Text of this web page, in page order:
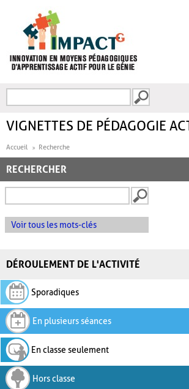
FORMULAIRE DE
VIGNETTES DE PÉDAGOGIE
Accueil Recherche
RECHERCHER
Voir tous les mots-clés
DÉROULEMENT DE L'ACTIVITÉ
Sporadiques
En plusieurs séances
En classe seulement
Hors classe